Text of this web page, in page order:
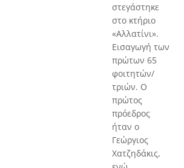
στεγάστηκε
στο κτήριο
«Aλλατίνι».
Εισαγωγή των
πρώτων 65
φοιτητών/
τριών. Ο
πρώτος
πρόεδρος
ήταν ο
Γεώργιος
Χατζηδάκις,